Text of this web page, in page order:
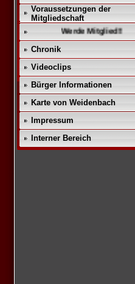
Voraussetzungen der
Mitgliedschaft
Werde Mitglied!!
Chronik
Videoclips
Bürger Informationen
Karte von Weidenbach
Impressum
Interner Bereich